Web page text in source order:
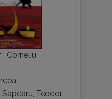
: Corneliu
Sapdaru, Teodor